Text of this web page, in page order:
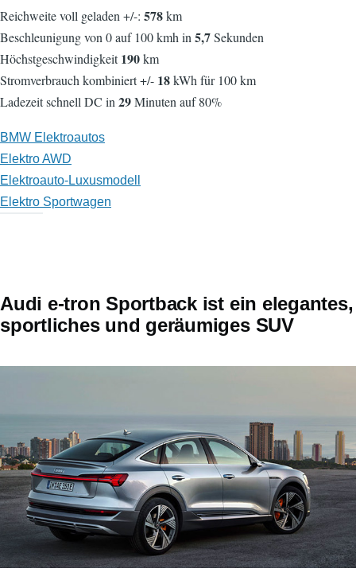
Reichweite voll geladen +/-: 578km
Beschleunigung von 0 auf 100 kmh in 5,7Sekunden
Höchstgeschwindigkeit190km
Stromverbrauch kombiniert +/- 18kWh für 100 km
Ladezeit schnell DC in 29Minuten auf 80%
BMW Elektroautos
Elektro AWD
Elektroauto-Luxusmodell
Elektro Sportwagen
Audi e-tron Sportback ist ein elegantes,
sportliches und geräumiges SUV